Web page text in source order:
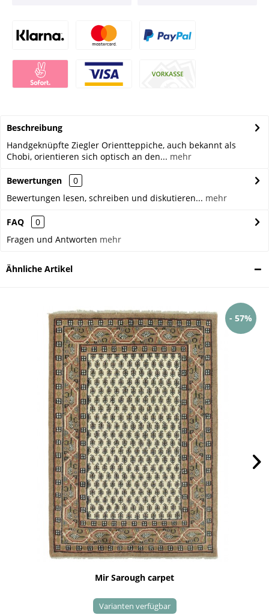
Beschreibung
Handgeknüpfte Ziegler Orientteppiche, auch bekannt als
Chobi, orientieren sich optisch an den... mehr
Bewertungen
0
Bewertungen lesen, schreiben und diskutieren... mehr
FAQ
0
Fragen und Antworten mehr
Ähnliche Artikel
- 57%
Mir Sarough carpet
Varianten verfügbar